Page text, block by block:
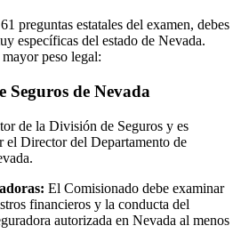
preguntas estatales del examen, debes
específicas del estado de Nevada.
peso legal:
Seguros de Nevada
de la División de Seguros y es
el Director del Departamento de
El Comisionado debe examinar
financieros y la conducta del
autorizada en Nevada al menos